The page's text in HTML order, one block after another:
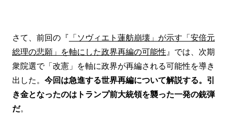
さて、前回の『 「ソヴィエト蓮舫崩壊」が示す「安倍元
総理の悲願」を軸にした政界再編の可能性』では、次期
衆院選で「改憲」を軸に政界が再編される可能性を導き
出した。 今回は急進する世界再編について解説する。引
き金となったのはトランプ前大統領を襲った一発の銃弾
だ。